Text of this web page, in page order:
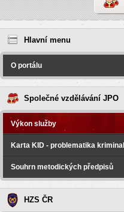
Hlavní menu
O portálu
Společné vzdělávání JPO
Výkon služby
Karta KID - problematika
Souhrn metodických předpisů
HZS ČR
save
reddit
video
coloring
pages
love
horoscope
today